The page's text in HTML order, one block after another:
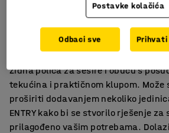
Za spremanje obuće
Klupa olakšava skidanje obuće
S posudom za sakupljanje tekućina
Zidna polica za šešire i obuću s
tekućina i praktičnom klupom. Može
proširiti dodavanjem nekoliko
ENTRY kako bi se stvorilo rješenje za
prilagođeno vašim potrebama.
Postavke kolačića
Odbaci sve Prihvati